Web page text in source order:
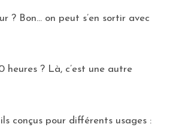
? Bon… on peut s’en sortir avec
heures ? Là, c’est une autre
conçus pour différents usages :